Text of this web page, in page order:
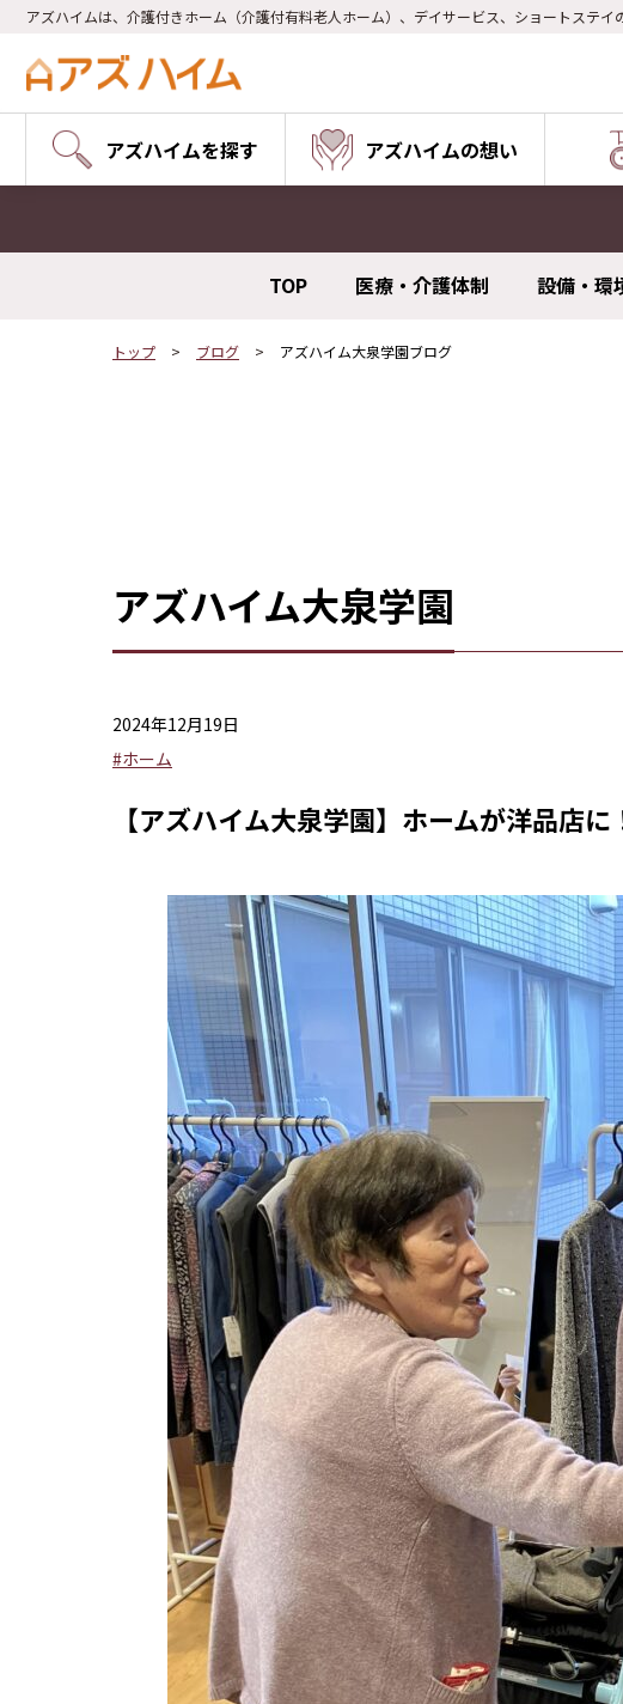
アズハイムは、介護付きホーム（介護付有料老人ホーム）、デイサービス、ショートステ
アズハイムを探す アズハイムの想い
TOP 医療・介護体制 設備・環
トップ ブログ アズハイム大泉学園ブログ
アズハイム大泉学園
2024年12月19日
#ホーム
【アズハイム大泉学園】ホームが洋品店